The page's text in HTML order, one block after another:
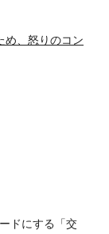
め、怒りのコン
ドにする「交